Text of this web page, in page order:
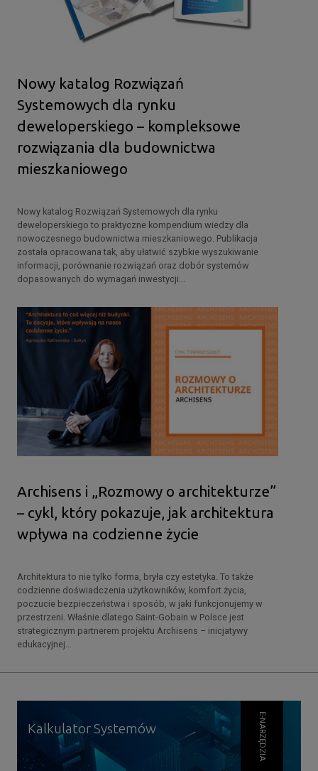
Nowy katalog Rozwiązań
Systemowych dla rynku
deweloperskiego – kompleksowe
rozwiązania dla budownictwa
mieszkaniowego
Nowy katalog Rozwiązań Systemowych dla rynku
deweloperskiego to praktyczne kompendium wiedzy dla
nowoczesnego budownictwa mieszkaniowego. Publikacja
została opracowana tak, aby ułatwić szybkie wyszukiwanie
informacji, porównanie rozwiązań oraz dobór systemów
dopasowanych do wymagań inwestycji...
Archisens i „Rozmowy o architekturze”
– cykl, który pokazuje, jak architektura
wpływa na codzienne życie
Architektura to nie tylko forma, bryła czy estetyka. To także
codzienne doświadczenia użytkowników, komfort życia,
poczucie bezpieczeństwa i sposób, w jaki funkcjonujemy w
przestrzeni. Właśnie dlatego Saint-Gobain w Polsce jest
strategicznym partnerem projektu Archisens – inicjatywy
edukacyjnej...
Kalkulator Systemów E-NARZĘDZIA